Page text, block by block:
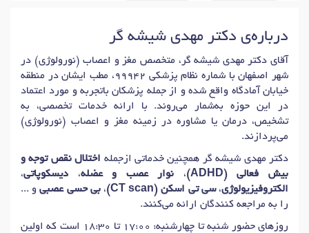
دکتر هیدروسفالی با فشار طبیعی (NPH) در اصفهان
دکتر شکستگی جمجمهدر اصفهان دکتر اختلال نخاع در اصفهان
دکترمشاوره پزشکی سفر در اصفهان دکترسردرد خوشه‌ای در اصفهان
دکترسردرد سرویکوژنیکدر اصفهان دکترسردرد اکسیپیتالدر اصفهان
دکتردرد عصب سه قلو
دکتردرد خیالی (درد فانتوم)در اصفهان
دکتر مشاوره جراحی نخاعدر اصفهان دکترآسیب تروماتیک مغزدر اصفهان
دکتر نوروپاتی اولنار در اصفهان
دکتر مغز پیری (آزمایش عصبی روانی) در اصفهان
درباره‌ی دکتر مهدی شیشه گر
آقای دکتر مهدی شیشه گر، متخصص مغز و اعصاب (نورولوژی) در
شهر اصفهان با شماره نظام پزشکی 99942، مطب ایشان در منطقه
خیابان آمادگاه واقع شده و از جمله پزشکان باتجربه و مورد اعتماد
در این حوزه به‌شمار می‌روند. با ارائه خدمات تخصصی، به
تشخیص، درمان یا مشاوره در زمینه مغز و اعصاب (نورولوژی)
می‌پردازند.
دکتر مهدی شیشه گر همچنین خدماتی ازجمله اختلال نقص توجه و
بیش فعالی (ADHD)
، نوار عصب و عضله، دیسکوپاتی،
الکتروفیزیولوژی،سی تی اسکن (CT scan) ،بی حسی عصبیو ...
را به مراجعه کنندگان ارائه می‌کنند.
روزهای حضور شنبه تا چهارشنبه: 17:00 تا 18:30 است که اولین